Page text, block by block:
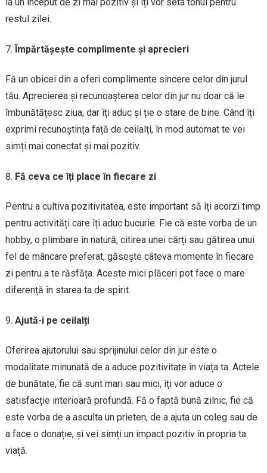
restul zilei.
Împărtășește complimente și aprecieri
Fă un obicei din a oferi complimente sincere celor din jurul
tău. Aprecierea și recunoașterea celor din jur nu doar că le
îmbunătățesc ziua, dar îți aduc și ție o stare de bine. Când îți
exprimi recunoștința față de ceilalți, în mod automat te vei
simți mai conectat și mai pozitiv.
Fă ceva ce îți place în fiecare zi
Pentru a cultiva pozitivitatea, este important să îți acorzi timp
pentru activități care îți aduc bucurie. Fie că este vorba de un
hobby, o plimbare în natură, citirea unei cărți sau gătirea unui
fel de mâncare preferat, găsește câteva momente în fiecare
zi pentru a te răsfăța. Aceste mici plăceri pot face o mare
diferență în starea ta de spirit.
Ajută-i pe ceilalți
Oferirea ajutorului sau sprijinului celor din jur este o
modalitate minunată de a aduce pozitivitate în viața ta. Actele
de bunătate, fie că sunt mari sau mici, îți vor aduce o
satisfacție interioară profundă. Fă o faptă bună zilnic, fie că
este vorba de a asculta un prieten, de a ajuta un coleg sau de
a face o donație, și vei simți un impact pozitiv în propria ta
viață.